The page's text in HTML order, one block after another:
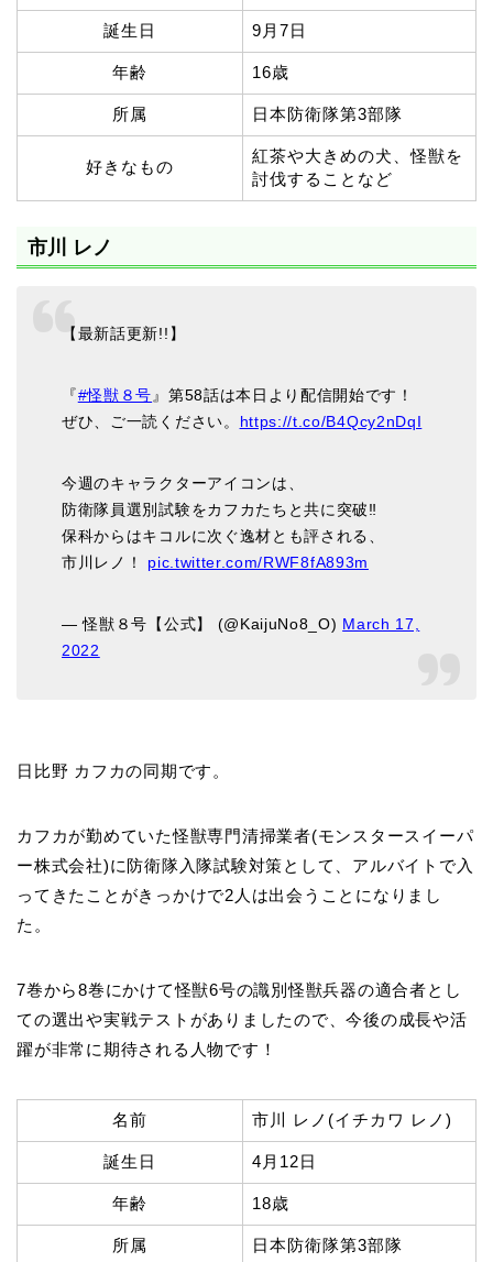
誕生日 9月7日
年齢 16歳
所属 日本防衛隊第3部隊
好きなもの
紅茶や大きめの犬、怪獣を
討伐することなど
市川 レノ
【最新話更新!!】
『 #怪獣８号』第58話は本日より配信開始です！
ぜひ、ご一読ください。
https://t.co/B4Qcy2nDqI
今週のキャラクターアイコンは、
防衛隊員選別試験をカフカたちと共に突破‼︎
保科からはキコルに次ぐ逸材とも評される、
市川レノ！ pic.twitter.com/RWF8fA893m
— 怪獣８号【公式】 (@KaijuNo8_O) March 17,
2022
日比野 カフカの同期です。
カフカが勤めていた怪獣専門清掃業者(モンスタースイーパ
ー株式会社)に防衛隊入隊試験対策として、アルバイトで入
ってきたことがきっかけで2人は出会うことになりまし
た。
7巻から8巻にかけて怪獣6号の識別怪獣兵器の適合者とし
ての選出や実戦テストがありましたので、今後の成長や活
躍が非常に期待される人物です！
名前 市川 レノ(イチカワ レノ)
誕生日 4月12日
年齢 18歳
所属 日本防衛隊第3部隊